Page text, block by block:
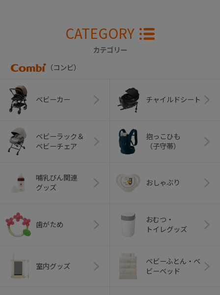
CATEGORY
カテゴリー
（コンビ）
ベビーカー チャイルドシート
ベビーラック＆
ベビーチェア
抱っこひも
（子守帯）
哺乳びん関連
グッズ
おしゃぶり
歯がため
おむつ・
トイレグッズ
室内グッズ
ベビーふとん・ベ
ビーベッド